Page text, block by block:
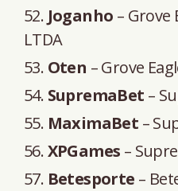
Joganho – Grove
LTDA
Oten – Grove
SupremaBet –
MaximaBet –
XPGames –
Betesporte –